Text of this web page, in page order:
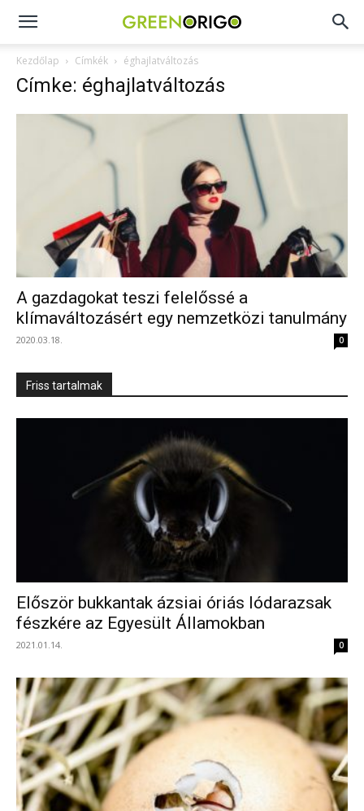
Green
Origo
Kezdőlap Címkék éghajlatváltozás
Címke: éghajlatváltozás
A gazdagokat teszi felelőssé a
klímaváltozásért egy nemzetközi tanulmány
2020.03.18. 0
Friss tartalmak
Először bukkantak ázsiai óriás lódarazsak
fészkére az Egyesült Államokban
2021.01.14. 0